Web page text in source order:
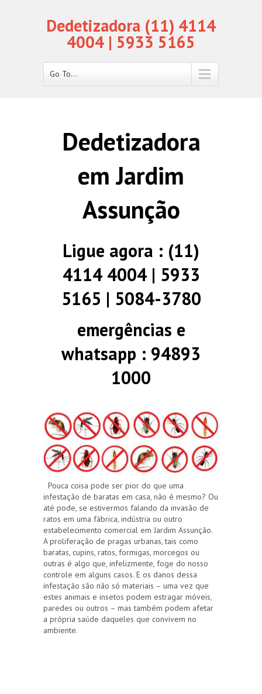
Dedetizadora (11) 4114
4004 | 5933 5165
Go To...
Dedetizadora
em Jardim
Assunção
Ligue agora : (11)
4114 4004 | 5933
5165 | 5084-3780
emergências e
whatsapp : 94893
1000
Pouca coisa pode ser pior do que uma
infestação de baratas em casa, não é mesmo? Ou
até pode, se estivermos falando da invasão de
ratos em uma fábrica, indústria ou outro
estabelecimento comercial em Jardim Assunção.
A proliferação de pragas urbanas, tais como
baratas, cupins, ratos, formigas, morcegos ou
outras é algo que, infelizmente, foge do nosso
controle em alguns casos. E os danos dessa
infestação são não só materiais – uma vez que
estes animais e insetos podem estragar móveis,
paredes ou outros – mas também podem afetar
a própria saúde daqueles que convivem no
ambiente.